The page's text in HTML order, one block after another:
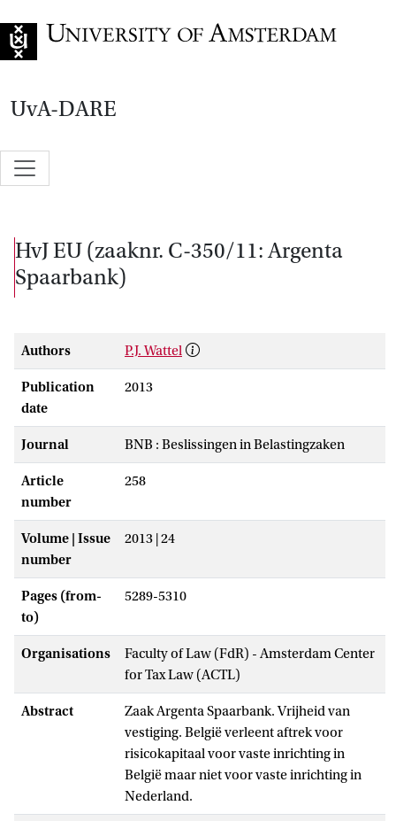
UvA-DARE
HvJ EU (zaaknr. C-350/11: Argenta
Spaarbank)
Authors P.J. Wattel
Publication
date
2013
Journal BNB : Beslissingen in Belastingzaken
Article
number
258
Volume | Issue
number
2013 | 24
Pages (from-
to)
5289-5310
Organisations
Faculty of Law (FdR) - Amsterdam Center
for Tax Law (ACTL)
Abstract
Zaak Argenta Spaarbank. Vrijheid van
vestiging. België verleent aftrek voor
risicokapitaal voor vaste inrichting in
België maar niet voor vaste inrichting in
Nederland.